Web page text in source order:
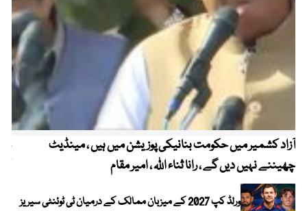
آزاد کشمیر میں حکومت بنانیکی پوزیشن میں ہیں ، مینڈیٹ
چھیننے نہیں دیں گے ، رانا ثناء اللہ ، امیر مقام
ورلڈ کپ 2027 کے میزبان ممالک کے درمیان ٹی ٹوئنٹی سیریز